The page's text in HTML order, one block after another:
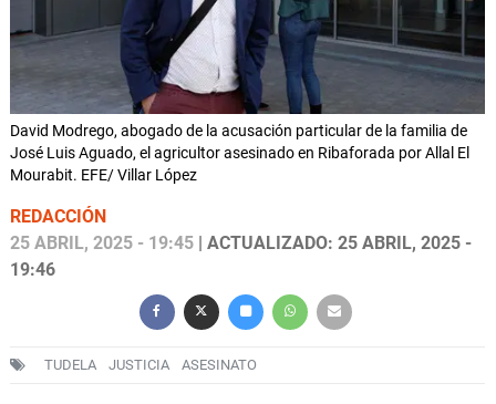
David Modrego, abogado de la acusación particular de la familia de
José Luis Aguado, el agricultor asesinado en Ribaforada por Allal El
Mourabit. EFE/ Villar López
REDACCIÓN
25 ABRIL, 2025 - 19:45 | ACTUALIZADO: 25 ABRIL, 2025 -
19:46
TUDELA JUSTICIA ASESINATO